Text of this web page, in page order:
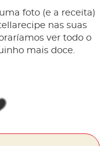
foto (e a receita)
nas suas
ver todo o
mais doce.